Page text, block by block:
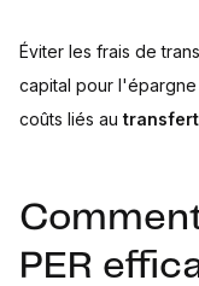
Éviter les frais de
capital pour l'épargne
coûts liés au transfert
PER